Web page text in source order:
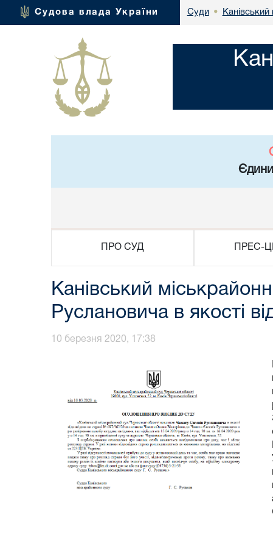
Судова влада України Суди •
ПРО СУД ПРЕС-
Канівський
Руслановича в якості
10 березня 2020, 17:38